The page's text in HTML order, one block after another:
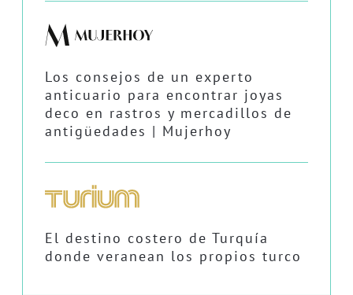
Los consejos de un experto
anticuario para encontrar joyas
deco en rastros y mercadillos de
antigüedades | Mujerhoy
El destino costero de Turquía
donde veranean los propios turco